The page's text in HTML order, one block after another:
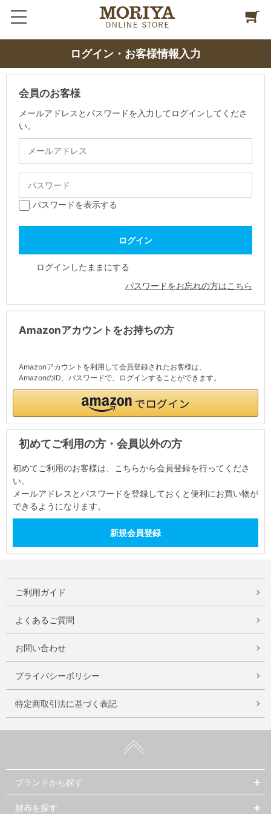
ログイン・お客様情報入力
会員のお客様
メールアドレスとパスワードを入力してログインしてくださ
い。
パスワードを表示する
ログインしたままにする
パスワードをお忘れの方はこちら
Amazonアカウントをお持ちの方
Amazonアカウントを利用して会員登録されたお客様は、
AmazonのID、パスワードで、ログインすることができます。
初めてご利用の方・会員以外の方
初めてご利用のお客様は、こちらから会員登録を行ってくださ
い。
メールアドレスとパスワードを登録しておくと便利にお買い物が
できるようになります。
ご利用ガイド
よくあるご質問
お問い合わせ
プライバシーポリシー
特定商取引法に基づく表記
ブランドから探す
財布を探す